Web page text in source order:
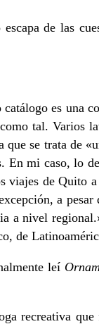
de las
es una
tal. Varios
se trata de
En mi caso, lo
viajes de Quito
a pesar
a nivel
de
leí
recreativa